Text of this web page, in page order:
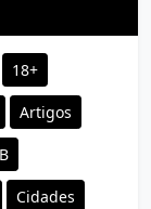
18+
Artigos
Cidades